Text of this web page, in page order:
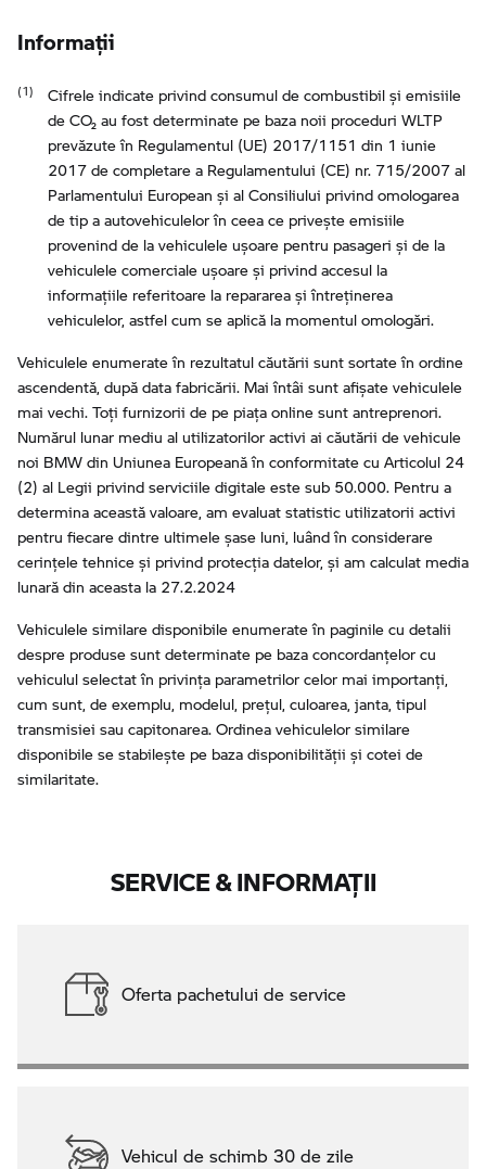
Informaţii
Cifrele indicate privind consumul de combustibil şi emisiile
de CO₂ au fost determinate pe baza noii proceduri WLTP
prevăzute în Regulamentul (UE) 2017/1151 din 1 iunie
2017 de completare a Regulamentului (CE) nr. 715/2007 al
Parlamentului European şi al Consiliului privind omologarea
de tip a autovehiculelor în ceea ce priveşte emisiile
provenind de la vehiculele uşoare pentru pasageri şi de la
vehiculele comerciale uşoare şi privind accesul la
informaţiile referitoare la repararea şi întreţinerea
vehiculelor, astfel cum se aplică la momentul omologări.
Vehiculele enumerate în rezultatul căutării sunt sortate în ordine
ascendentă, după data fabricării. Mai întâi sunt afișate vehiculele
mai vechi. Toți furnizorii de pe piața online sunt antreprenori.
Numărul lunar mediu al utilizatorilor activi ai căutării de vehicule
noi BMW din Uniunea Europeană în conformitate cu Articolul 24
(2) al Legii privind serviciile digitale este sub 50.000. Pentru a
determina această valoare, am evaluat statistic utilizatorii activi
pentru fiecare dintre ultimele șase luni, luând în considerare
cerințele tehnice și privind protecția datelor, și am calculat media
lunară din aceasta la 27.2.2024
Vehiculele similare disponibile enumerate în paginile cu detalii
despre produse sunt determinate pe baza concordanțelor cu
vehiculul selectat în privința parametrilor celor mai importanți,
cum sunt, de exemplu, modelul, prețul, culoarea, janta, tipul
transmisiei sau capitonarea. Ordinea vehiculelor similare
disponibile se stabilește pe baza disponibilității și cotei de
similaritate.
SERVICE & INFORMAŢII
Oferta pachetului de service
Vehicul de schimb 30 de zile